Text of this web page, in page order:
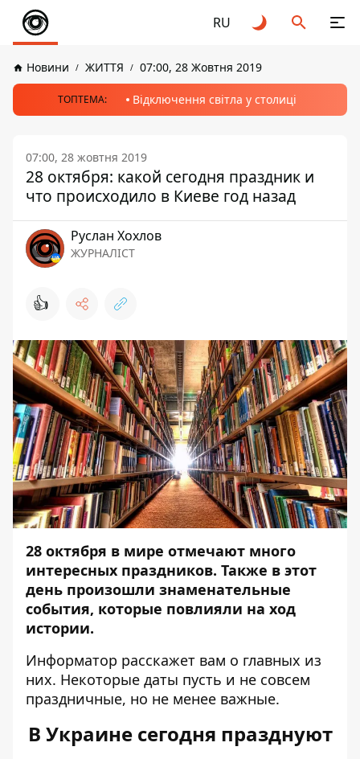
RU
Новини ЖИТТЯ 07:00, 28 Жовтня 2019
ТОПТЕМА: Відключення світла у столиці
07:00, 28 жовтня 2019
28 октября: какой сегодня праздник и
что происходило в Киеве год назад
Руслан Хохлов
ЖУРНАЛІСТ
👍
28 октября в мире отмечают много
интересных праздников. Также в этот
день произошли знаменательные
события, которые повлияли на ход
истории.
Информатор расскажет вам о главных из
них. Некоторые даты пусть и не совсем
праздничные, но не менее важные.
В Украине сегодня празднуют